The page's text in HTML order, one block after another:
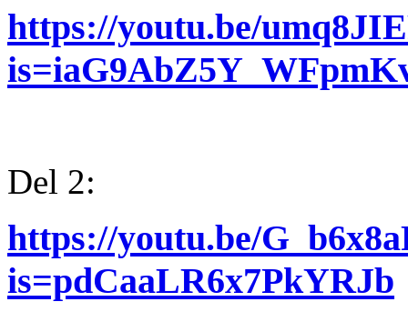
https://youtu.be/
Del 2:
https://youtu.be/
is=pdCaaLR6x7PkYRJb